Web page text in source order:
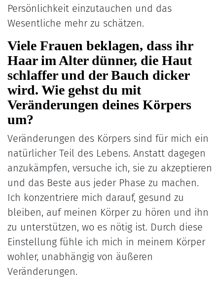
Persönlichkeit einzutauchen und das
Wesentliche mehr zu schätzen.
Viele Frauen beklagen, dass ihr
Haar im Alter dünner, die Haut
schlaffer und der Bauch dicker
wird. Wie gehst du mit
Veränderungen deines Körpers
um?
Veränderungen des Körpers sind für mich ein
natürlicher Teil des Lebens. Anstatt dagegen
anzukämpfen, versuche ich, sie zu akzeptieren
und das Beste aus jeder Phase zu machen.
Ich konzentriere mich darauf, gesund zu
bleiben, auf meinen Körper zu hören und ihn
zu unterstützen, wo es nötig ist. Durch diese
Einstellung fühle ich mich in meinem Körper
wohler, unabhängig von äußeren
Veränderungen.